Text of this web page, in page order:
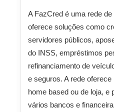
A FazCred é uma rede
oferece soluções como
servidores públicos,
do INSS, empréstimos
refinanciamento de
e seguros. A rede
home based ou de loja, e
vários bancos e